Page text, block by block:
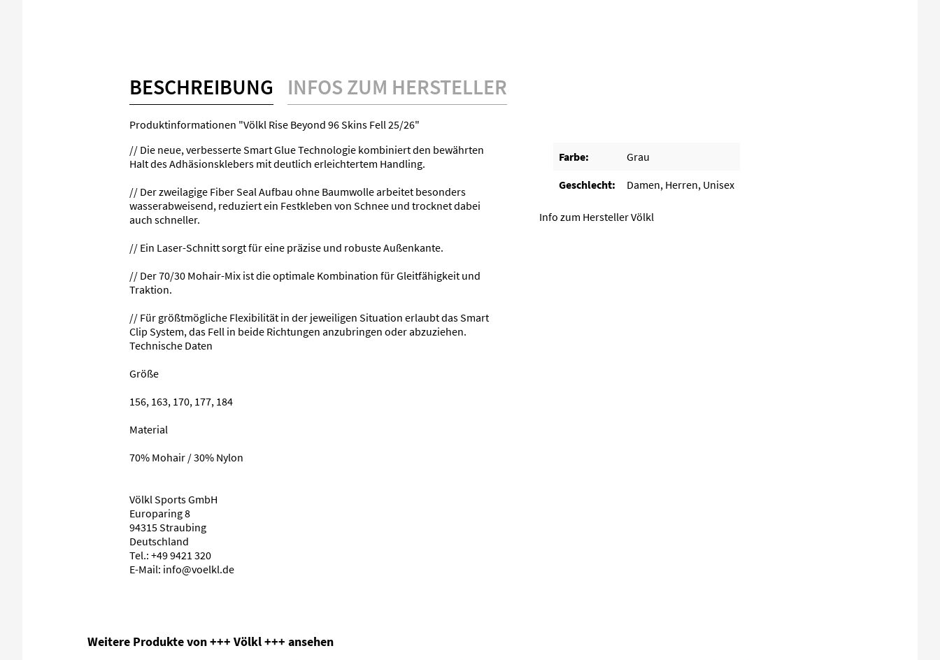
BESCHREIBUNG INFOS ZUM HERSTELLER
Produktinformationen "Völkl Rise Beyond 96 Skins Fell 25/26"
// Die neue, verbesserte Smart Glue Technologie kombiniert den bewährten
Halt des Adhäsionsklebers mit deutlich erleichtertem Handling.
// Der zweilagige Fiber Seal Aufbau ohne Baumwolle arbeitet besonders
wasserabweisend, reduziert ein Festkleben von Schnee und trocknet dabei
auch schneller.
// Ein Laser-Schnitt sorgt für eine präzise und robuste Außenkante.
// Der 70/30 Mohair-Mix ist die optimale Kombination für Gleitfähigkeit und
Traktion.
// Für größtmögliche Flexibilität in der jeweiligen Situation erlaubt das Smart
Clip System, das Fell in beide Richtungen anzubringen oder abzuziehen.
Technische Daten
Größe
156, 163, 170, 177, 184
Material
70% Mohair / 30% Nylon
Farbe:
Grau
Geschlecht:
Damen, Herren, Unisex
Info zum Hersteller Völkl
Völkl Sports GmbH
Europaring 8
94315 Straubing
Deutschland
Tel.: +49 9421 320
E-Mail: info@voelkl.de
Produktgalerie überspringen
Weitere Produkte von +++ Völkl +++ ansehen